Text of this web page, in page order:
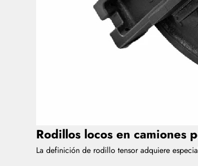
Rodillos locos en camiones
La definición de rodillo tensor adquiere